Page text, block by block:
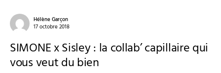
Hélène Garçon
17 octobre 2018
SIMONE x Sisley : la collab’ capillaire qui
vous veut du bien